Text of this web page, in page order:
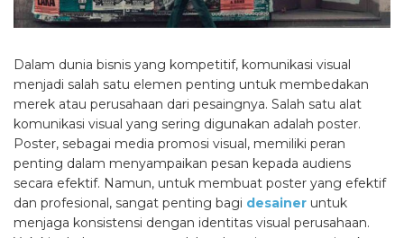
Dalam dunia bisnis yang kompetitif, komunikasi visual
menjadi salah satu elemen penting untuk membedakan
merek atau perusahaan dari pesaingnya. Salah satu alat
komunikasi visual yang sering digunakan adalah poster.
Poster, sebagai media promosi visual, memiliki peran
penting dalam menyampaikan pesan kepada audiens
secara efektif. Namun, untuk membuat poster yang efektif
dan profesional, sangat penting bagi desainer untuk
menjaga konsistensi dengan identitas visual perusahaan.